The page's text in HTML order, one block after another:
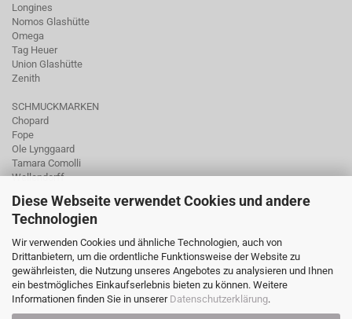
Diese Webseite verwendet Cookies und andere
Technologien
Wir verwenden Cookies und ähnliche Technologien, auch von
Drittanbietern, um die ordentliche Funktionsweise der Website zu
gewährleisten, die Nutzung unseres Angebotes zu analysieren und Ihnen
ein bestmögliches Einkaufserlebnis bieten zu können. Weitere
Informationen finden Sie in unserer Datenschutzerklärung.
Longines
Nomos Glashütte
Omega
Tag Heuer
Union Glashütte
Zenith
SCHMUCKMARKEN
Chopard
Fope
Ole Lynggaard
Tamara Comolli
Wellendorff